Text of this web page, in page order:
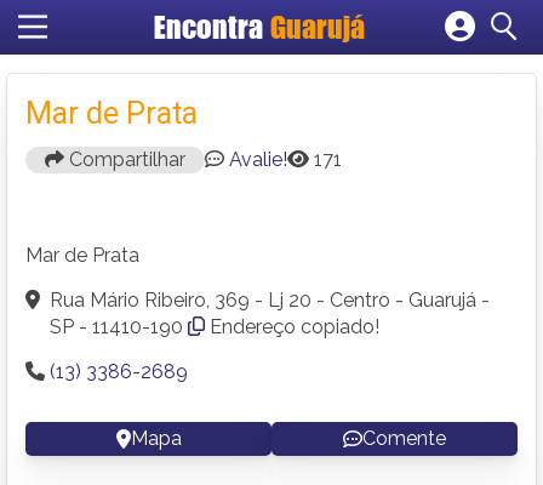
Encontra Guarujá
Cadastrar empresa
Mar de Prata
Compartilhar Avalie! 171
Mar de Prata
Rua Mário Ribeiro, 369 - Lj 20 - Centro - Guarujá -
SP - 11410-190
Endereço copiado!
(13) 3386-2689
Mapa Comente